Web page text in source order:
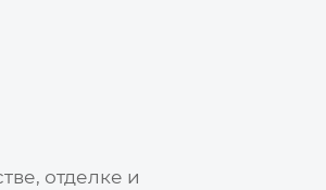
отделке и